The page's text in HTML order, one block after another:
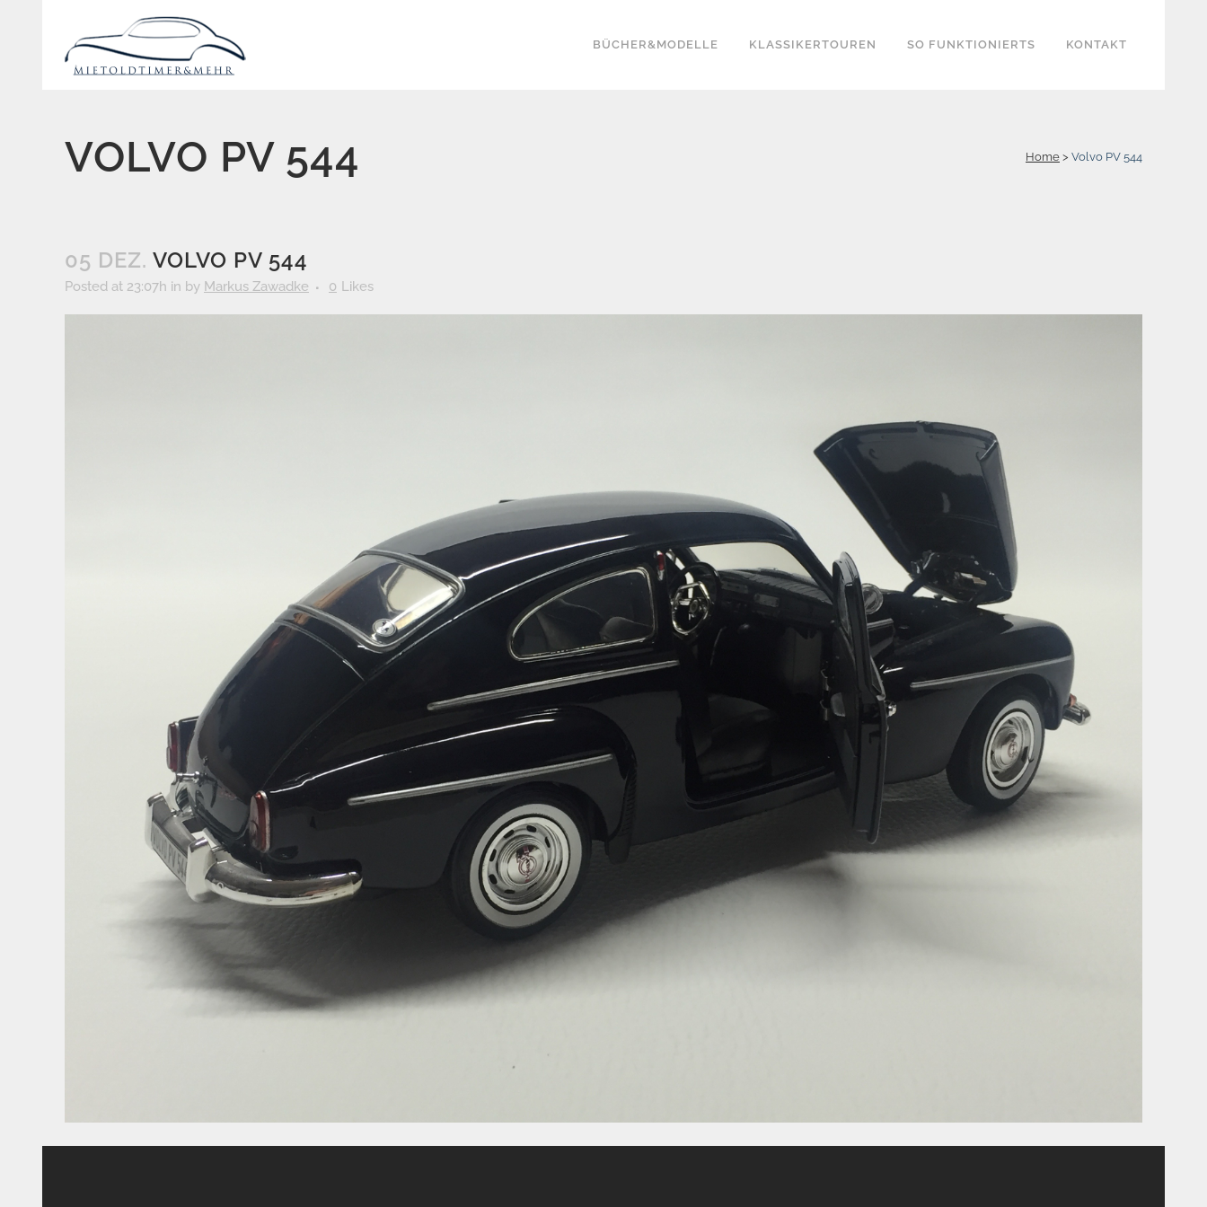
BÜCHER&MODELLE KLASSIKERTOUREN SO FUNKTIONIERTS KONTAKT
Home > Volvo PV 544
VOLVO PV 544
05 DEZ. VOLVO PV 544
Posted at 23:07h in by Markus Zawadke 0 Likes